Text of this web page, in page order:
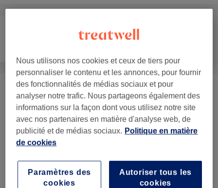
Traitement Du Corps (1) 70 €
Hammam Et Sauna (3 ) à partir de 35 €
Gommage Du Corps
Nous utilisons nos cookies et ceux de tiers pour
personnaliser le contenu et les annonces, pour fournir
des fonctionnalités de médias sociaux et pour
analyser notre trafic. Nous partageons également des
informations sur la façon dont vous utilisez notre site
avec nos partenaires en matière d'analyse web, de
publicité et de médias sociaux. Politique en matière
de cookies
Autoriser tous les
cookies
Paramètres des
cookies